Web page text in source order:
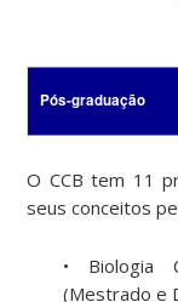
Pós-graduação
O CCB tem 11
seus conceitos
• Biologia
(Mestrado e